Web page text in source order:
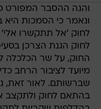
והנה ההסבר המפורט
ונאמר כי הסמכות
לחוק 'אל תתקשרו אלי'
החוק, על שר הכלכלה
מיועד לציבור הרחב
שברשותם. לאור זאת,
בהתאם לחוק ולתקצב